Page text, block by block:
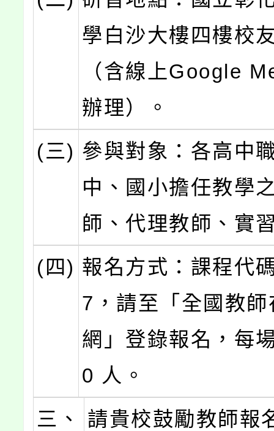
學白沙大樓四樓校
（含線上Google
辦理）。
(三) 參與對象：各高中
中、國小擔任教學
師、代理教師、實
(四) 報名方式：課程代
7，請至「全國教
網」登錄報名，每
0 人。
三、
請貴校鼓勵教師報